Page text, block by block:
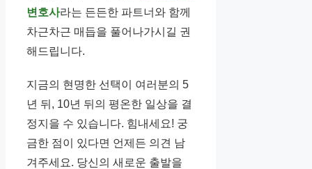
변호사라는 든든한 파트너와 함께
차근차근 매듭을 풀어나가시길 권
해드립니다.
지금의 현명한 선택이 여러분의 5
년 뒤, 10년 뒤의 평온한 일상을 결
정지을 수 있습니다. 힘내세요! 궁
금한 점이 있다면 언제든 의견 남
겨주세요. 당신의 새로운 출발을